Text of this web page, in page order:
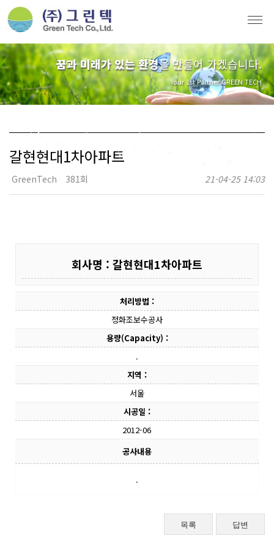
꿈과 미래가 있는 환경을 만들어 가겠습니다.
Your 1st Partner GREEN TECH
갈현현대1차아파트
GreenTech 381회 21-04-25 14:03
회사명 : 갈현현대1차아파트
처리방법 :
정화조보수공사
용량(Capacity) :
.
지역 :
서울
시공일 :
2012-06
공사내용
.
목록 답변